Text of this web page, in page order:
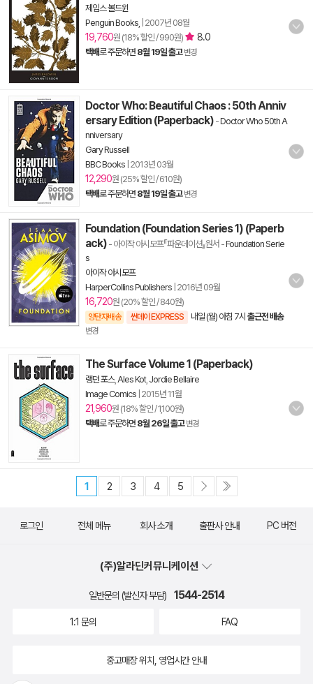
제임스 볼드윈
Penguin Books,
2007년 08월
19,760원 (18% 할인 / 990원) 8.0
택배로 주문하면 8월 19일 출고 변경
Doctor Who: Beautiful Chaos : 50th Anniv
ersary Edition (Paperback) -Doctor Who 50th A
nniversary
Gary Russell
BBC Books 2013년 03월
12,290원 (25% 할인 / 610원)
택배로 주문하면 8월 19일 출고 변경
Foundation (Foundation Series 1) (Paperb
ack) - 아이작 아시모프『파운데이션』원서 -Foundation Serie
s
아이작 아시모프
HarperCollins Publishers 2016년 09월
16,720원 (20% 할인 / 840원)
양탄자배송 썬데이 EXPRESS 내일 (월) 아침 7시 출근전 배송
변경
The Surface Volume 1 (Paperback)
랭던 포스, Ales Kot, Jordie Bellaire
Image Comics 2015년 11월
21,960원 (18% 할인 / 1,100원)
택배로 주문하면 8월 26일 출고 변경
1 2 3 4 5
로그인 전체 메뉴 회사 소개 출판사 안내 PC 버전
(주)알라딘커뮤니케이션
일반문의 (발신자 부담) 1544-2514
1:1 문의 FAQ
중고매장 위치, 영업시간 안내